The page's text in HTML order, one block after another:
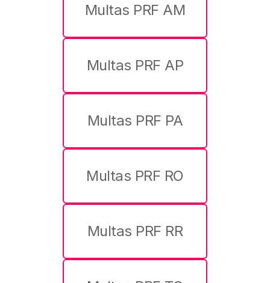
Multas PRF AM
Multas PRF AP
Multas PRF PA
Multas PRF RO
Multas PRF RR